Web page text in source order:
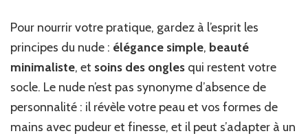
Pour nourrir votre pratique, gardez à l’esprit les
principes du nude : élégance simple, beauté
minimaliste, et soins des ongles qui restent votre
socle. Le nude n’est pas synonyme d’absence de
personnalité : il révèle votre peau et vos formes de
mains avec pudeur et finesse, et il peut s’adapter à un